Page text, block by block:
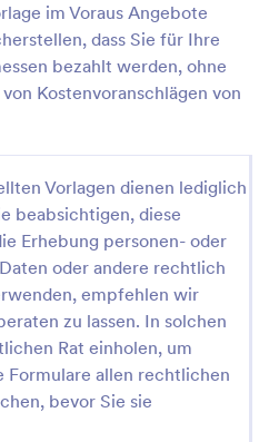
im Voraus Angebote
dass Sie für Ihre
bezahlt werden, ohne
Kostenvoranschlägen von
Vorlagen dienen lediglich
beabsichtigen, diese
Erhebung personen- oder
oder andere rechtlich
empfehlen wir
zu lassen. In solchen
Rat einholen, um
Formulare allen rechtlichen
bevor Sie sie